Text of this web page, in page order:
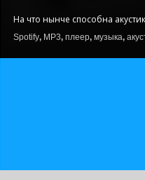
На что нынче способна
Spotify, MP3, плеер, музыка,